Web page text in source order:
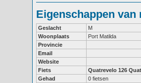
Eigenschappen
Geslacht
M
Woonplaats
Port Matilda
Provincie
Email
Website
Fiets
Quatrevelo 126
Gehad
0 fietsen